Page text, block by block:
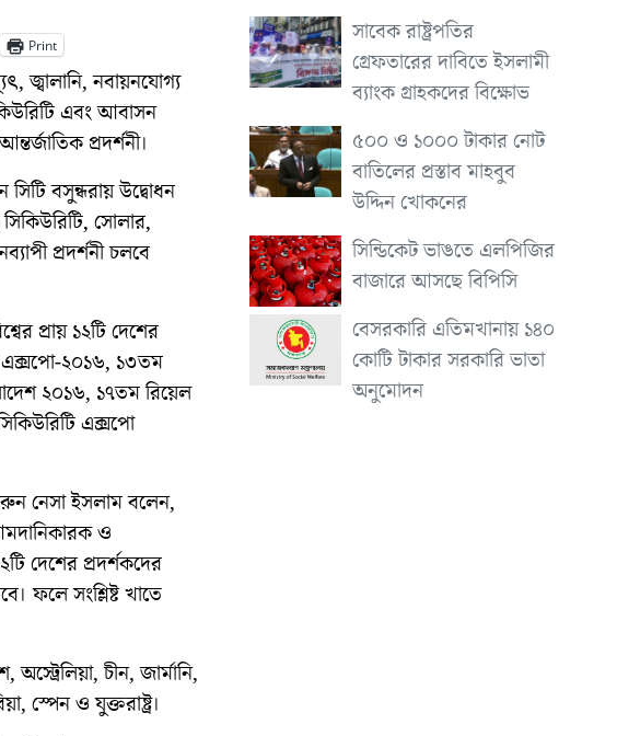
Print
জ্বালানি, নবায়নযোগ্য
এবং আবাসন
প্রদর্শনী।
বসুন্ধরায় উদ্বোধন
সোলার,
প্রদর্শনী চলবে
প্রায় ১২টি দেশের
এক্সপো-২০১৬, ১৩তম
২০১৬, ১৭তম রিয়েল
এক্সপো
নেসা ইসলাম বলেন,
ও
দেশের প্রদর্শকদের
ফলে সংশ্লিষ্ট খাতে
চীন, জার্মানি,
স্পেন ও যুক্তরাষ্ট্র।
সাবেক রাষ্ট্রপতির
গ্রেফতারের দাবিতে ইসলামী
ব্যাংক গ্রাহকদের বিক্ষোভ
৫০০ ও ১০০০ টাকার নোট
বাতিলের প্রস্তাব মাহবুব
উদ্দিন খোকনের
সিন্ডিকেট ভাঙতে এলপিজির
বাজারে আসছে বিপিসি
বেসরকারি এতিমখানায় ১৪০
কোটি টাকার সরকারি ভাতা
অনুমোদন